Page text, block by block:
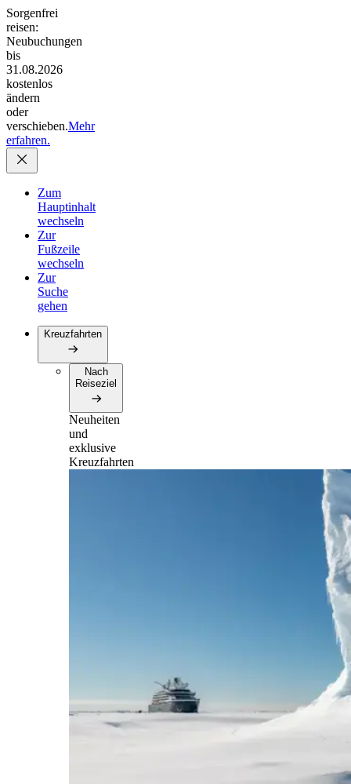
Sorgenfrei
reisen:
Neubuchungen
bis
31.08.2026
kostenlos
ändern
oder
verschieben.Mehr
erfahren.
Zum
Hauptinhalt
wechseln
Zur
Fußzeile
wechseln
Zur
Suche
gehen
Kreuzfahrten
Nach
Reiseziel
Neuheiten
und
exklusive
Kreuzfahrten